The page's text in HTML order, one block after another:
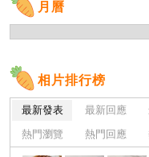
月曆
相片排行榜
最新發表 最新回應
熱門瀏覽
熱門回應